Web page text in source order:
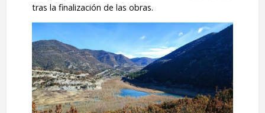
tras la finalización de las obras.